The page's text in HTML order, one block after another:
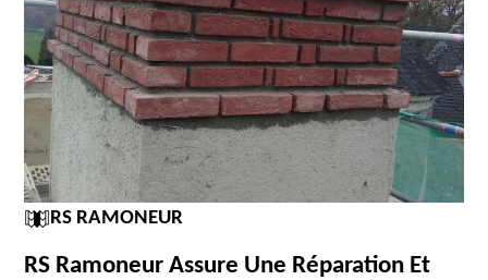
RS RAMONEUR
RS Ramoneur Assure Une Réparation Et